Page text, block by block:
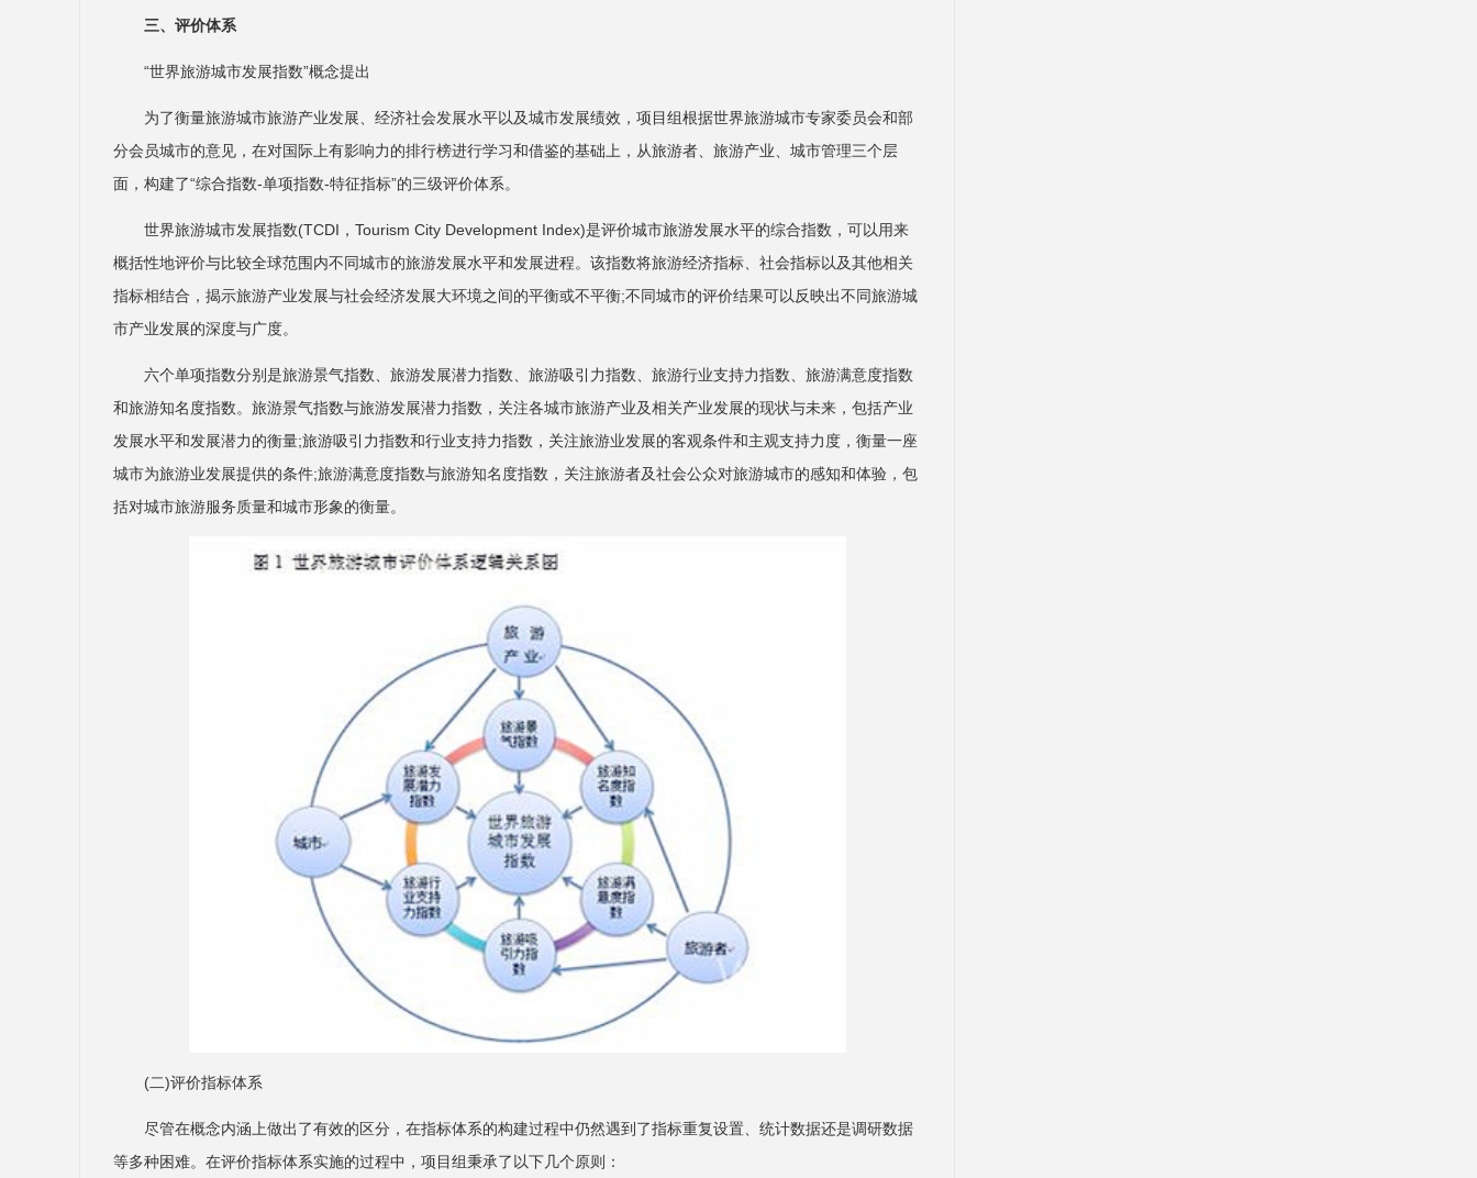
三、评价体系
“世界旅游城市发展指数”概念提出
为了衡量旅游城市旅游产业发展、经济社会发展水平以及城市发展绩效，项目组根据世界旅游城市专家委员会和部
分会员城市的意见，在对国际上有影响力的排行榜进行学习和借鉴的基础上，从旅游者、旅游产业、城市管理三个层
面，构建了“综合指数-单项指数-特征指标”的三级评价体系。
世界旅游城市发展指数(TCDI，Tourism City Development Index)是评价城市旅游发展水平的综合指数，可以用来
概括性地评价与比较全球范围内不同城市的旅游发展水平和发展进程。该指数将旅游经济指标、社会指标以及其他相关
指标相结合，揭示旅游产业发展与社会经济发展大环境之间的平衡或不平衡;不同城市的评价结果可以反映出不同旅游城
市产业发展的深度与广度。
六个单项指数分别是旅游景气指数、旅游发展潜力指数、旅游吸引力指数、旅游行业支持力指数、旅游满意度指数
和旅游知名度指数。旅游景气指数与旅游发展潜力指数，关注各城市旅游产业及相关产业发展的现状与未来，包括产业
发展水平和发展潜力的衡量;旅游吸引力指数和行业支持力指数，关注旅游业发展的客观条件和主观支持力度，衡量一座
城市为旅游业发展提供的条件;旅游满意度指数与旅游知名度指数，关注旅游者及社会公众对旅游城市的感知和体验，包
括对城市旅游服务质量和城市形象的衡量。
(二)评价指标体系
尽管在概念内涵上做出了有效的区分，在指标体系的构建过程中仍然遇到了指标重复设置、统计数据还是调研数据
等多种困难。在评价指标体系实施的过程中，项目组秉承了以下几个原则：